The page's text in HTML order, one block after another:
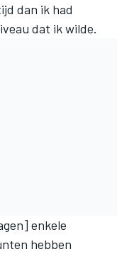
dan ik had
dat ik wilde.
enkele
hebben